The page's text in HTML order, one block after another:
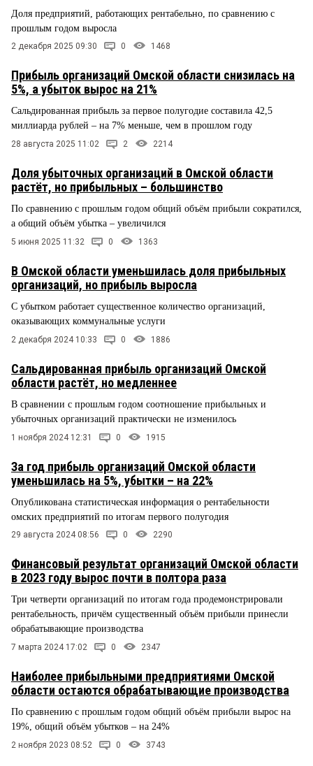
Доля предприятий, работающих рентабельно, по сравнению с
прошлым годом выросла
2 декабря 2025 09:30 0 1468
Прибыль организаций Омской области снизилась на
5%, а убыток вырос на 21%
Сальдированная прибыль за первое полугодие составила 42,5
миллиарда рублей – на 7% меньше, чем в прошлом году
28 августа 2025 11:02 2 2214
Доля убыточных организаций в Омской области
растёт, но прибыльных – большинство
По сравнению с прошлым годом общий объём прибыли сократился,
а общий объём убытка – увеличился
5 июня 2025 11:32 0 1363
В Омской области уменьшилась доля прибыльных
организаций, но прибыль выросла
С убытком работает существенное количество организаций,
оказывающих коммунальные услуги
2 декабря 2024 10:33 0 1886
Сальдированная прибыль организаций Омской
области растёт, но медленнее
В сравнении с прошлым годом соотношение прибыльных и
убыточных организаций практически не изменилось
1 ноября 2024 12:31 0 1915
За год прибыль организаций Омской области
уменьшилась на 5%, убытки – на 22%
Опубликована статистическая информация о рентабельности
омских предприятий по итогам первого полугодия
29 августа 2024 08:56 0 2290
Финансовый результат организаций Омской области
в 2023 году вырос почти в полтора раза
Три четверти организаций по итогам года продемонстрировали
рентабельность, причём существенный объём прибыли принесли
обрабатывающие производства
7 марта 2024 17:02 0 2347
Наиболее прибыльными предприятиями Омской
области остаются обрабатывающие производства
По сравнению с прошлым годом общий объём прибыли вырос на
19%, общий объём убытков – на 24%
2 ноября 2023 08:52 0 3743